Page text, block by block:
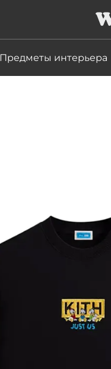
Предметы интерьера